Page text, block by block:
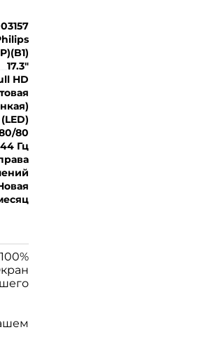
17.3"
HD
80
Гц